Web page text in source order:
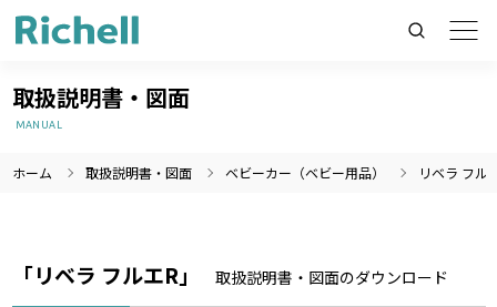
製品情報のみを検索
取扱説明書・図面
MANUAL
ホーム 取扱説明書・図面 ベビーカー（ベビー用品） リベラ フル
「リベラ フルエR」 取扱説明書・図面のダウンロード